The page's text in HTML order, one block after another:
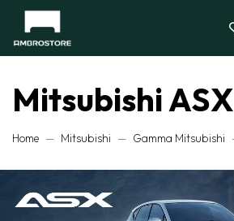
Mitsubishi ASX
Home Mitsubishi Gamma Mitsubishi